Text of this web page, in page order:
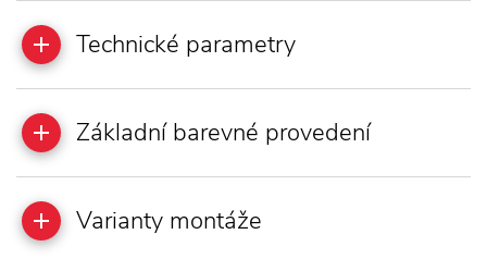
Technické parametry
Základní barevné provedení
Varianty montáže